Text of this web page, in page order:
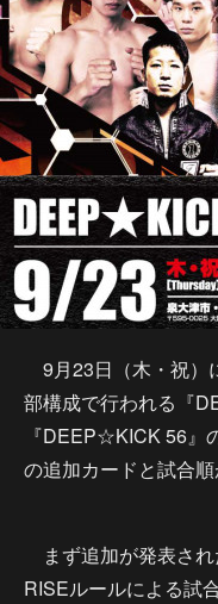
9月23日（木・祝）
部構成で行われる『
『DEEP☆KICK 56』
の追加カードと試合順
まず追加が発表さ
RISEルールによる試